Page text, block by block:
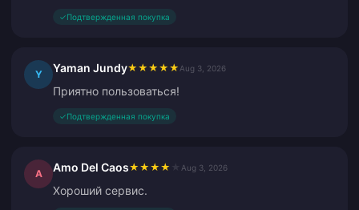
✓Подтвержденная покупка
Y Yaman Jundy★ ★ ★ ★ ★ Aug 3, 2026
Приятно пользоваться!
✓Подтвержденная покупка
A Amo Del Caos★ ★ ★ ★ Aug 3, 2026
Хороший сервис.